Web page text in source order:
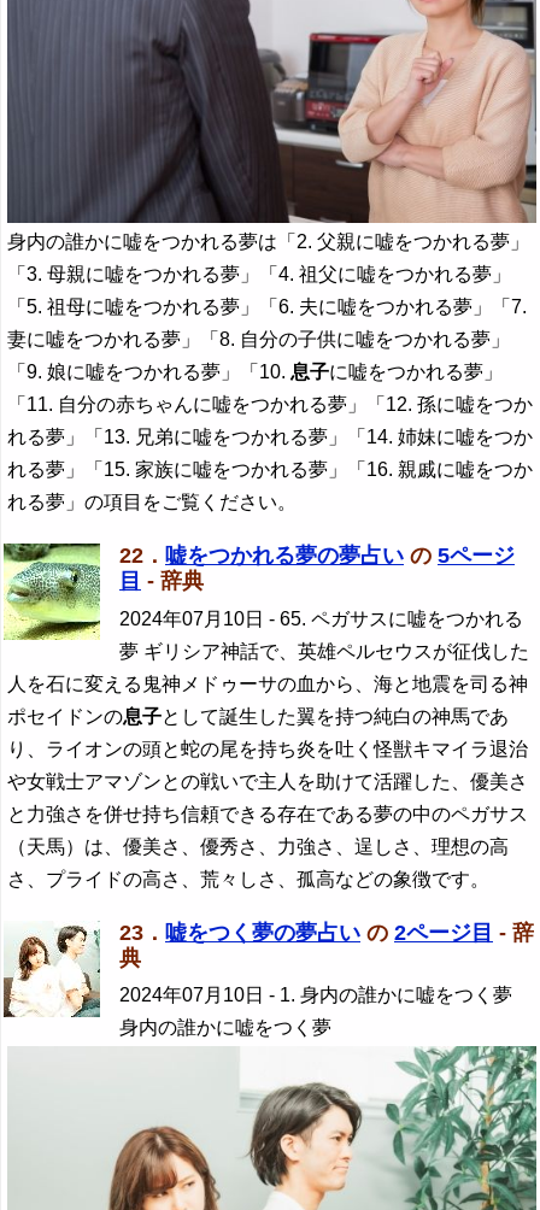
身内の誰かに嘘をつかれる夢は「2. 父親に嘘をつかれる夢」
「3. 母親に嘘をつかれる夢」「4. 祖父に嘘をつかれる夢」
「5. 祖母に嘘をつかれる夢」「6. 夫に嘘をつかれる夢」「7.
妻に嘘をつかれる夢」「8. 自分の子供に嘘をつかれる夢」
「9. 娘に嘘をつかれる夢」「10. 息子に嘘をつかれる夢」
「11. 自分の赤ちゃんに嘘をつかれる夢」「12. 孫に嘘をつか
れる夢」「13. 兄弟に嘘をつかれる夢」「14. 姉妹に嘘をつか
れる夢」「15. 家族に嘘をつかれる夢」「16. 親戚に嘘をつか
れる夢」の項目をご覧ください。
22． 嘘をつかれる夢の夢占い の 5ページ
目 - 辞典
2024年07月10日 - 65. ペガサスに嘘をつかれる
夢 ギリシア神話で、英雄ペルセウスが征伐した
人を石に変える鬼神メドゥーサの血から、海と地震を司る神
ポセイドンの息子として誕生した翼を持つ純白の神馬であ
り、ライオンの頭と蛇の尾を持ち炎を吐く怪獣キマイラ退治
や女戦士アマゾンとの戦いで主人を助けて活躍した、優美さ
と力強さを併せ持ち信頼できる存在である夢の中のペガサス
（天馬）は、優美さ、優秀さ、力強さ、逞しさ、理想の高
さ、プライドの高さ、荒々しさ、孤高などの象徴です。
23． 嘘をつく夢の夢占い の 2ページ目 - 辞
典
2024年07月10日 - 1. 身内の誰かに嘘をつく夢
身内の誰かに嘘をつく夢